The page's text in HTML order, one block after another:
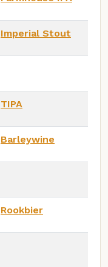
Imperial Stout
TIPA
Barleywine
Rookbier